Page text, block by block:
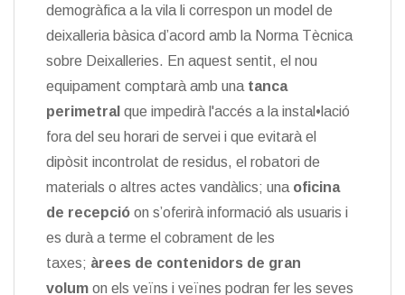
demogràfica a la vila li correspon un model de
deixalleria bàsica d’acord amb la Norma Tècnica
sobre Deixalleries. En aquest sentit, el nou
equipament comptarà amb una tanca
perimetral que impedirà l'accés a la instal•lació
fora del seu horari de servei i que evitarà el
dipòsit incontrolat de residus, el robatori de
materials o altres actes vandàlics; una oficina
de recepció on s’oferirà informació als usuaris i
es durà a terme el cobrament de les
taxes; àrees de contenidors de gran
volum on els veïns i veïnes podran fer les seves